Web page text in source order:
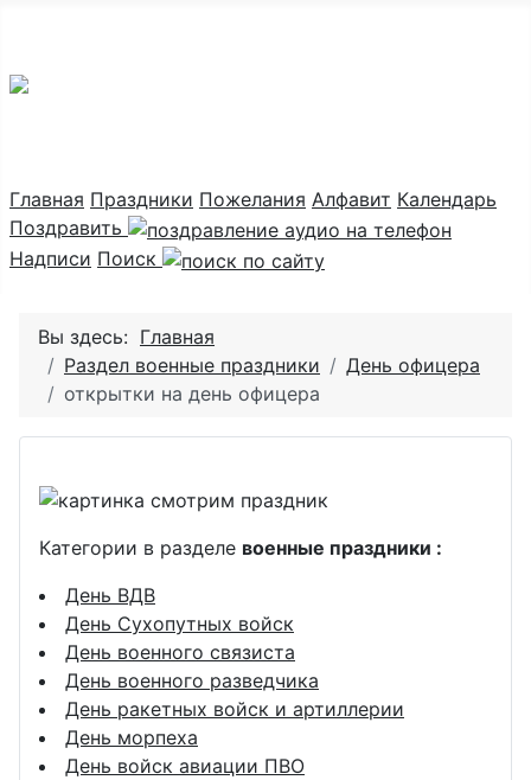
Главная Праздники Пожелания Алфавит Календарь
Поздравить
Надписи Поиск
Вы здесь: Главная
Раздел военные праздники
День офицера
открытки на день офицера
Категории в разделе военные праздники :
День ВДВ
День Сухопутных войск
День военного связиста
День военного разведчика
День ракетных войск и артиллерии
День морпеха
День войск авиации ПВО